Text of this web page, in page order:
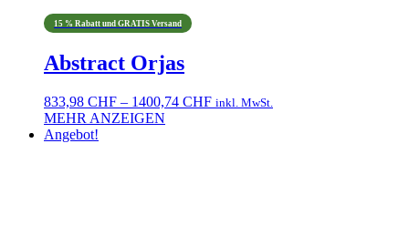
15 % Rabatt und GRATIS Versand
Abstract Orjas
833,98 CHF – 1400,74 CHFPreisspanne:
inkl. MwSt.
MEHR ANZEIGEN
Dieses
Angebot!